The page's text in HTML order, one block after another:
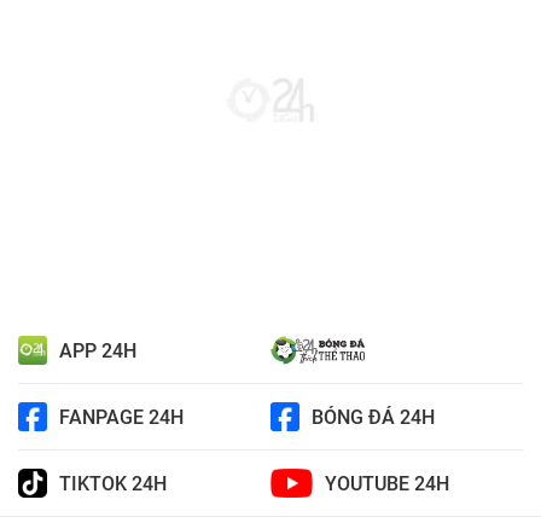
APP 24H
FANPAGE 24H BÓNG ĐÁ 24H
TIKTOK 24H YOUTUBE 24H